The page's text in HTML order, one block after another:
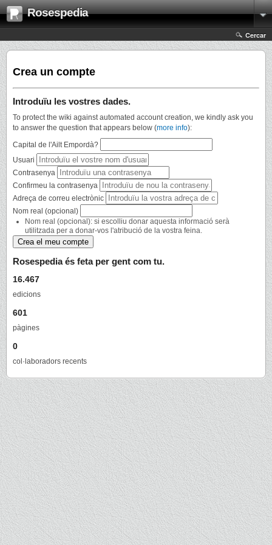
Rosespedia
Cercar
Crea un compte
Introduïu les vostres dades.
To protect the wiki against automated account creation, we kindly ask you
to answer the question that appears below (more info):
Capital de l'Ailt Empordà?
Usuari
Contrasenya
Confirmeu la contrasenya
Adreça de correu electrònic
Nom real (opcional)
Nom real (opcional): si escolliu donar aquesta informació serà
utilitzada per a donar-vos l'atribució de la vostra feina.
Rosespedia és feta per gent com tu.
16.467
edicions
601
pàgines
0
col·laboradors recents